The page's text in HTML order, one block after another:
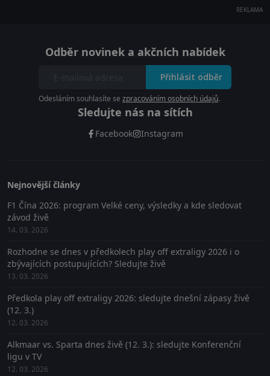
REKLAMA
Odběr novinek a akčních nabídek
Přihlásit odběr
Odesláním souhlasíte se zpracováním osobních údajů.
Sledujte nás na sítích
Facebook Instagram
Nejnovější články
F1 Čína 2026: program Velké ceny, výsledky a kde sledovat
závod živě
14. 03. 2026
Rozhodne se dnes v předkolech play off extraligy 2026 i o
zbývajících postupujících? Sledujte živě
13. 03. 2026
Předkola play off extraligy 2026: sledujte dnešní zápasy živě
(12. 3.)
12. 03. 2026
Alkmaar vs. Sparta dnes živě (12. 3.): sledujte Konferenční
ligu v TV
12. 03. 2026